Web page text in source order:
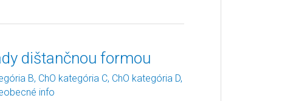
dištančnou formou
B, ChO kategória C, ChO kategória D,
info